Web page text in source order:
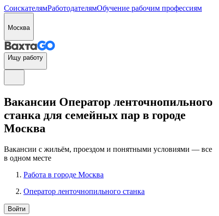
СоискателямРаботодателямОбучение рабочим профессиям
Москва
Ищу работу
Вакансии Оператор ленточнопильного
станка для семейных пар в городе
Москва
Вакансии с жильём, проездом и понятными условиями — все
в одном месте
Работа в городе Москва
Оператор ленточнопильного станка
Войти